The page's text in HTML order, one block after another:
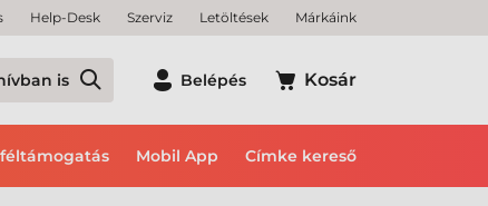
Help-Desk Szerviz Letöltések Márkáink
is Belépés Kosár
Mobil App Címke kereső